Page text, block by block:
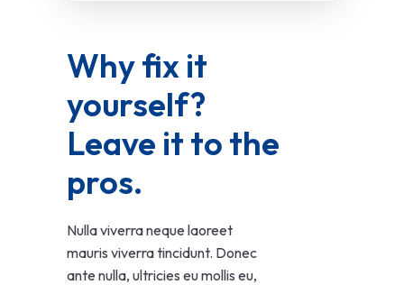
Why fix it
yourself?
Leave it to the
pros.
Nulla viverra neque laoreet
mauris viverra tincidunt. Donec
ante nulla, ultricies eu mollis eu,